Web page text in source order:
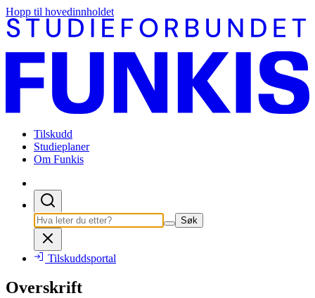
Hopp til hovedinnholdet
Tilskudd
Studieplaner
Om Funkis
Søk
Tilskuddsportal
Overskrift